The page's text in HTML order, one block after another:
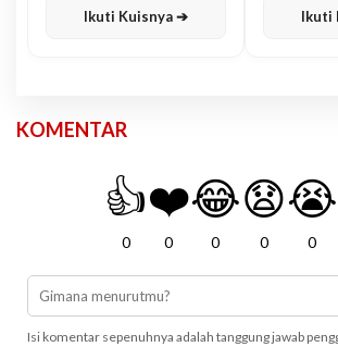
Ikuti Kuisnya ➔ Ikuti
KOMENTAR
👍
0
❤️
0
😂
0
😧
0
😭
0
Isi komentar sepenuhnya adalah tanggung jawab